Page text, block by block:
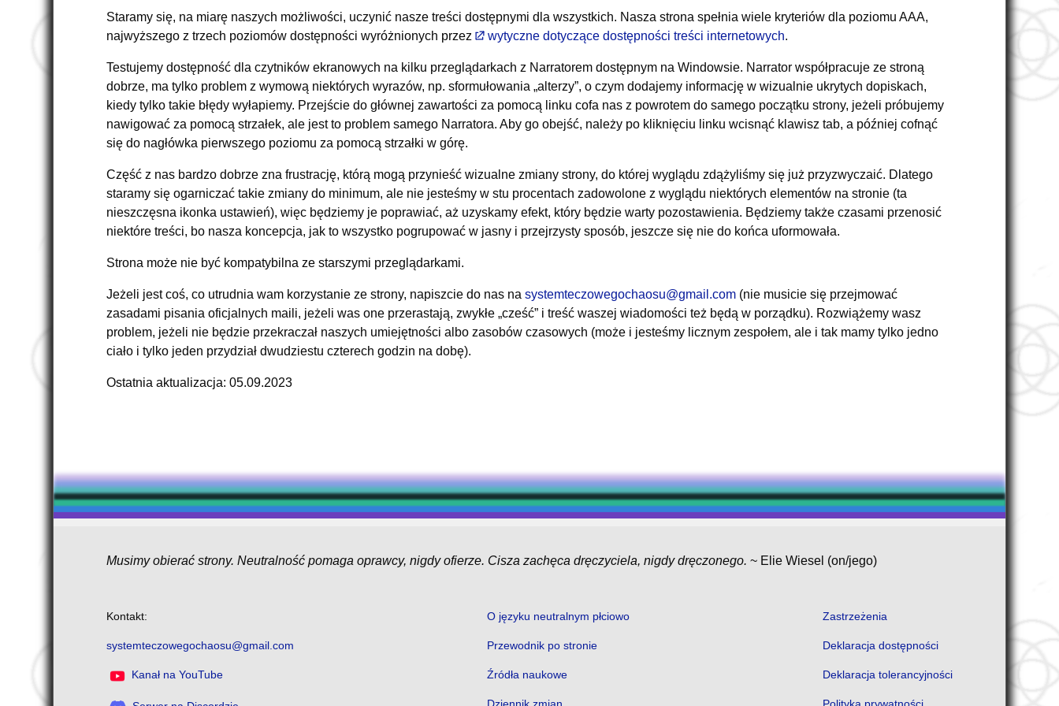
Staramy się, na miarę naszych możliwości, uczynić nasze treści dostępnymi dla wszystkich. Nasza strona spełnia wiele kryteriów dla poziomu AAA,
najwyższego z trzech poziomów dostępności wyróżnionych przez
wytyczne dotyczące dostępności treści internetowych.
Testujemy dostępność dla czytników ekranowych na kilku przeglądarkach z Narratorem dostępnym na Windowsie. Narrator współpracuje ze stroną
dobrze, ma tylko problem z wymową niektórych wyrazów, np. sformułowania „alterzy”, o czym dodajemy informację w wizualnie ukrytych dopiskach,
kiedy tylko takie błędy wyłapiemy. Przejście do głównej zawartości za pomocą linku cofa nas z powrotem do samego początku strony, jeżeli próbujemy
nawigować za pomocą strzałek, ale jest to problem samego Narratora. Aby go obejść, należy po kliknięciu linku wcisnąć klawisz tab, a później cofnąć
się do nagłówka pierwszego poziomu za pomocą strzałki w górę.
Część z nas bardzo dobrze zna frustrację, którą mogą przynieść wizualne zmiany strony, do której wyglądu zdążyliśmy się już przyzwyczaić. Dlatego
staramy się ogarniczać takie zmiany do minimum, ale nie jesteśmy w stu procentach zadowolone z wyglądu niektórych elementów na stronie (ta
nieszczęsna ikonka ustawień), więc będziemy je poprawiać, aż uzyskamy efekt, który będzie warty pozostawienia. Będziemy także czasami przenosić
niektóre treści, bo nasza koncepcja, jak to wszystko pogrupować w jasny i przejrzysty sposób, jeszcze się nie do końca uformowała.
Strona może nie być kompatybilna ze starszymi przeglądarkami.
Jeżeli jest coś, co utrudnia wam korzystanie ze strony, napiszcie do nas nasystemteczowegochaosu@gmail.com (nie musicie się przejmować
zasadami pisania oficjalnych maili, jeżeli was one przerastają, zwykłe „cześć” i treść waszej wiadomości też będą w porządku). Rozwiążemy wasz
problem, jeżeli nie będzie przekraczał naszych umiejętności albo zasobów czasowych (może i jesteśmy licznym zespołem, ale i tak mamy tylko jedno
ciało i tylko jeden przydział dwudziestu czterech godzin na dobę).
Ostatnia aktualizacja: 05.09.2023
Musimy obierać strony. Neutralność pomaga oprawcy, nigdy ofierze. Cisza zachęca dręczyciela, nigdy dręczonego. ~ Elie Wiesel (on/jego)
Kontakt:
systemteczowegochaosu@gmail.com
Kanał na YouTube
O języku neutralnym płciowo
Przewodnik po stronie
Źródła naukowe
Dziennik zmian
Zastrzeżenia
Deklaracja dostępności
Deklaracja tolerancyjności
Polityka prywatności